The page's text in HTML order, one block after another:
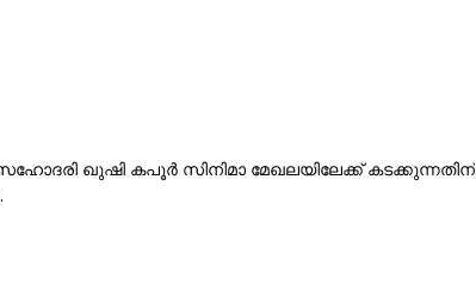
ഖുഷി കപൂർ സിനിമാ മേഖലയിലേക്ക് കടക്കുന്നതിന്